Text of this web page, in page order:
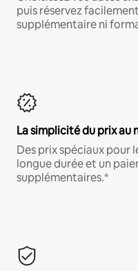
puis réservez
supplémentaire ni
La simplicité du prix au
Des prix spéciaux pour
longue durée et un
supplémentaires.*